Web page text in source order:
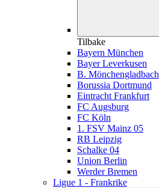
Tilbake
Bayern München
Bayer Leverkusen
B. Mönchengladbach
Borussia Dortmund
Eintracht Frankfurt
FC Augsburg
FC Köln
1. FSV Mainz 05
RB Leipzig
Schalke 04
Union Berlin
Werder Bremen
Ligue 1 - Frankrike